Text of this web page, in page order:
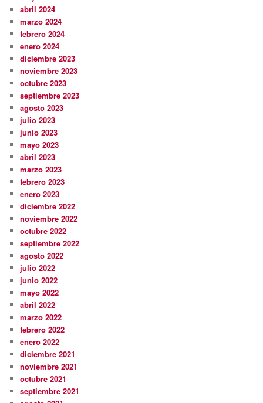
abril 2024
marzo 2024
febrero 2024
enero 2024
diciembre 2023
noviembre 2023
octubre 2023
septiembre 2023
agosto 2023
julio 2023
junio 2023
mayo 2023
abril 2023
marzo 2023
febrero 2023
enero 2023
diciembre 2022
noviembre 2022
octubre 2022
septiembre 2022
agosto 2022
julio 2022
junio 2022
mayo 2022
abril 2022
marzo 2022
febrero 2022
enero 2022
diciembre 2021
noviembre 2021
octubre 2021
septiembre 2021